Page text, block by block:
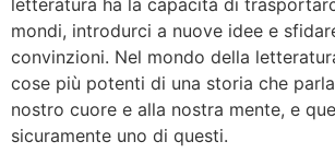
mondi, introdurci a nuove idee e
convinzioni. Nel mondo della
cose più potenti di una storia che
nostro cuore e alla nostra mente, e
sicuramente uno di questi.